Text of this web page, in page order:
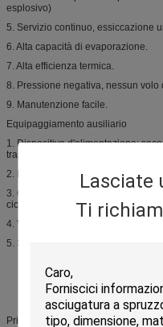
Lasciate
Ti
esplosivo)
5. Servizio continuo, essiccazione
6. Alta capacità di evaporazione.
7. Alta efficienza termica.
8. Pressione negativa, nessun volo
9. Manutenzione facile.
Equipaggiamento ausiliario
1. Dispositivo d'alimentazione:
trasportatore di vite o pompa
2. Fan di siccità
3. Collettore di polveri (può essere
ciclone)
4. Valvola di scarico.
5. Sistema di controllo.
Principi di funzionamento: